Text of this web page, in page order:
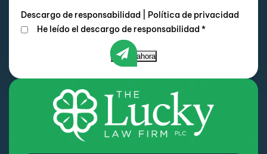
Descargo de responsabilidad
Política de privacidad
He leído el descargo de responsabilidad*
Enviar ahora